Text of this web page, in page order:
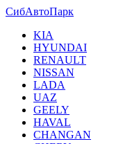
СибАвтоПарк
KIA
HYUNDAI
RENAULT
NISSAN
LADA
UAZ
GEELY
HAVAL
CHANGAN